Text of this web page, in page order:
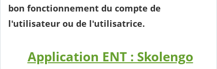
bon fonctionnement du compte de
l'utilisateur ou de l'utilisatrice.
Application ENT : Skolengo